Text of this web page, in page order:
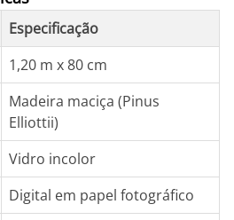
Especificação
1,20 m x 80 cm
Madeira maciça (Pinus
Elliottii)
Vidro incolor
Digital em papel fotográfico